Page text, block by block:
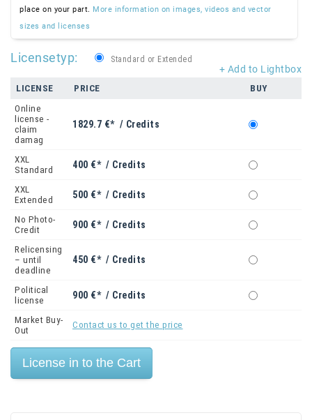
place on your part. More information on images, videos and vector
sizes and licenses
+ Add to Lightbox
Licensetyp: Standard or Extended
LICENSE PRICE
BUY
Online
license -
claim
damag
1829.7 €* / Credits
XXL
Standard
400 €* / Credits
XXL
Extended
500 €* / Credits
No Photo-
Credit
900 €* / Credits
Relicensing
– until
deadline
450 €* / Credits
Political
license
900 €* / Credits
Market Buy-
Out
Contact us to get the price